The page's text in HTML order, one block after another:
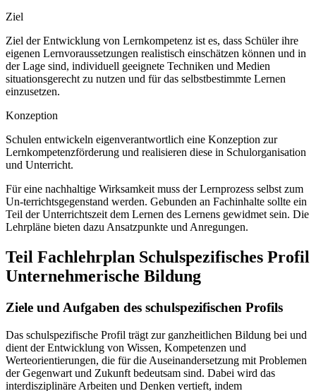
Ziel
Ziel der Entwicklung von Lernkompetenz ist es, dass Schüler ihre
eigenen Lernvoraussetzungen realistisch einschätzen können und in
der Lage sind, individuell geeignete Techniken und Medien
situationsgerecht zu nutzen und für das selbstbestimmte Lernen
einzusetzen.
Konzeption
Schulen entwickeln eigenverantwortlich eine Konzeption zur
Lernkompetenzförderung und realisieren diese in Schulorganisation
und Unterricht.
Für eine nachhaltige Wirksamkeit muss der Lernprozess selbst zum
Un-terrichtsgegenstand werden. Gebunden an Fachinhalte sollte ein
Teil der Unterrichtszeit dem Lernen des Lernens gewidmet sein. Die
Lehrpläne bieten dazu Ansatzpunkte und Anregungen.
Teil Fachlehrplan Schulspezifisches Profil
Unternehmerische Bildung
Ziele und Aufgaben des schulspezifischen Profils
Das schulspezifische Profil trägt zur ganzheitlichen Bildung bei und
dient der Entwicklung von Wissen, Kompetenzen und
Werteorientierungen, die für die Auseinandersetzung mit Problemen
der Gegenwart und Zukunft bedeutsam sind. Dabei wird das
interdisziplinäre Arbeiten und Denken vertieft, indem